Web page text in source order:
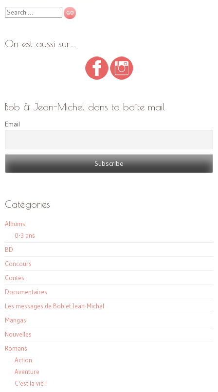
Search
On est aussi sur…
Bob & Jean-Michel dans ta boîte mail
Email
Catégories
Albums
0-3 ans
BD
Concours
Contes
Documentaires
Les messages de Bob et Jean-Michel
Mangas
Nouvelles
Romans
Action
Aventure
C'est la vie !